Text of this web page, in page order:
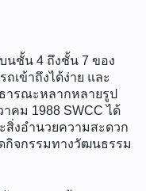
นชั้น 4 ถึงชั้น 7 ของ
เข้าถึงได้ง่าย และ
ารณะหลากหลายรูป
คม 1988 SWCC ได้
สิ่งอำนวยความสะดวก
กิจกรรมทางวัฒนธรรม